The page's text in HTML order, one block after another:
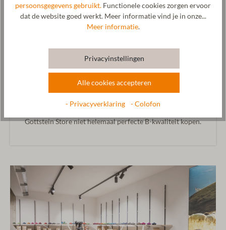
B-keus
werken, kunnen er kleine foutjes gebeuren – niet zo vaak,
Gottstein Store niet helemaal perfecte B-kwaliteit kopen.
persoonsgegevens gebruikt. Functionele cookies zorgen ervoor
dat de website goed werkt. Meer informatie vind je in onze...
Meer informatie.
Privacyinstellingen
Alle cookies accepteren
- Privacyverklaring - Colofon